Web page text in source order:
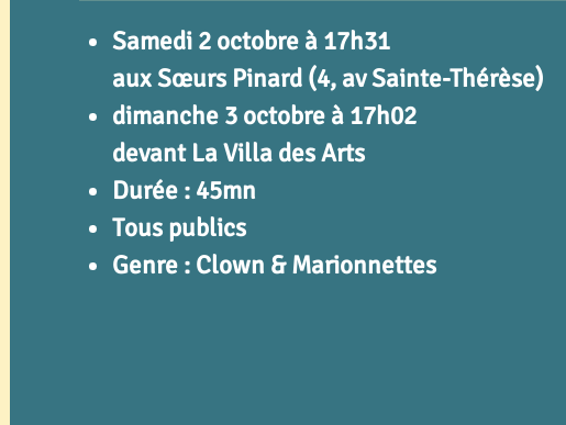
Samedi 2 octobre à 17h31
aux Sœurs Pinard (4, av Sainte-Thérèse)
dimanche 3 octobre à 17h02
devant La Villa des Arts
Durée : 45mn
Tous publics
Genre : Clown & Marionnettes